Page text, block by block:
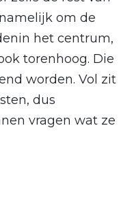
om de
het centrum,
torenhoog. Die
worden. Vol zit
dus
vragen wat ze